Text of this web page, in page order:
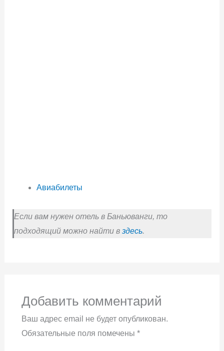
Авиабилеты
Если вам нужен отель в Баньюванги, то
подходящий можно найти в здесь.
Добавить комментарий
Ваш адрес email не будет опубликован.
Обязательные поля помечены *